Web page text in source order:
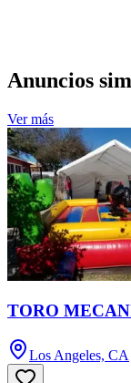
Anuncios
Ver más
TORO
Los Angeles, CA